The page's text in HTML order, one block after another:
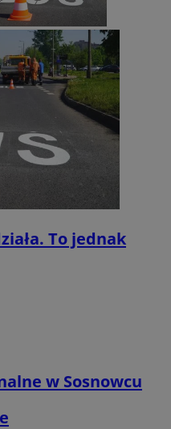
To jednak
w Sosnowcu